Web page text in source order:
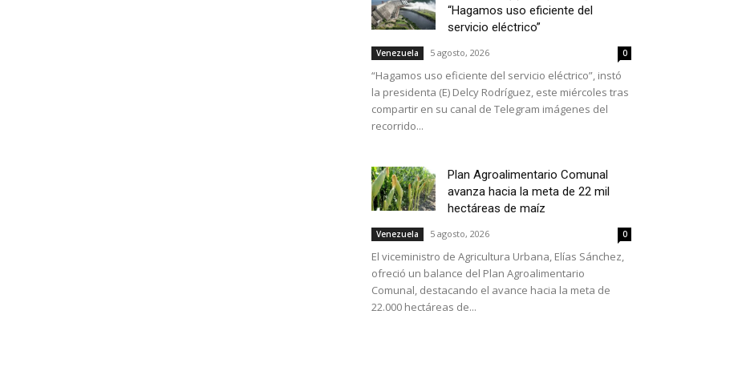
“Hagamos uso eficiente del
servicio eléctrico”
Venezuela 5 agosto, 2026 0
“Hagamos uso eficiente del servicio eléctrico”, instó
la presidenta (E) Delcy Rodríguez, este miércoles tras
compartir en su canal de Telegram imágenes del
recorrido...
Plan Agroalimentario Comunal
avanza hacia la meta de 22 mil
hectáreas de maíz
Venezuela 5 agosto, 2026 0
El viceministro de Agricultura Urbana, Elías Sánchez,
ofreció un balance del Plan Agroalimentario
Comunal, destacando el avance hacia la meta de
22.000 hectáreas de...